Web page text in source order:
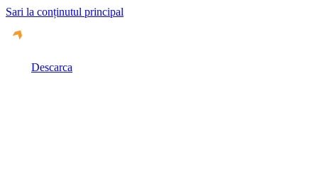
Sari la conținutul principal
Descarca